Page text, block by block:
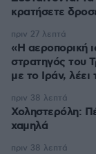
κρατήσετε
«Η αεροπορική
στρατηγός του
με το Ιράν, λέει
πριν 27 λεπτά
Χοληστερόλη:
χαμηλά
πριν 38 λεπτά
πριν 38 λεπτά